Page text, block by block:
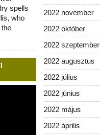
spells
who
2022 november
2022 október
2022 szeptember
2022 augusztus
2022 július
2022 június
2022 május
2022 április